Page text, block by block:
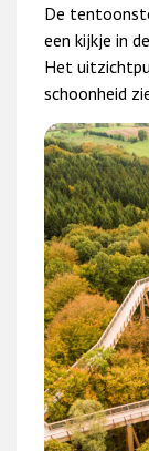
De
een kijkje in
Het
schoonheid